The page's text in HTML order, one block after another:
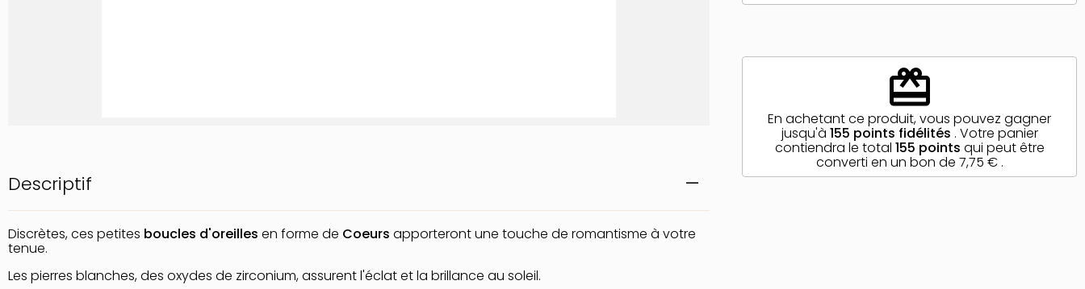
Descriptif
Discrètes, ces petites boucles d'oreilles en forme de Coeurs apporteront une touche de romantisme à votre
tenue.
Les pierres blanches, des oxydes de zirconium, assurent l'éclat et la brillance au soleil.
redeem
En achetant ce produit, vous pouvez gagner
jusqu'à 155 points fidélités . Votre panier
contiendra le total 155 points qui peut être
converti en un bon de 7,75 €.